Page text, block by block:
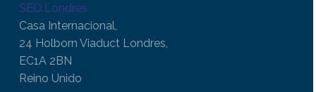
SEO.Londres
Casa Internacional,
24 Holborn Viaduct Londres,
EC1A 2BN
Reino Unido